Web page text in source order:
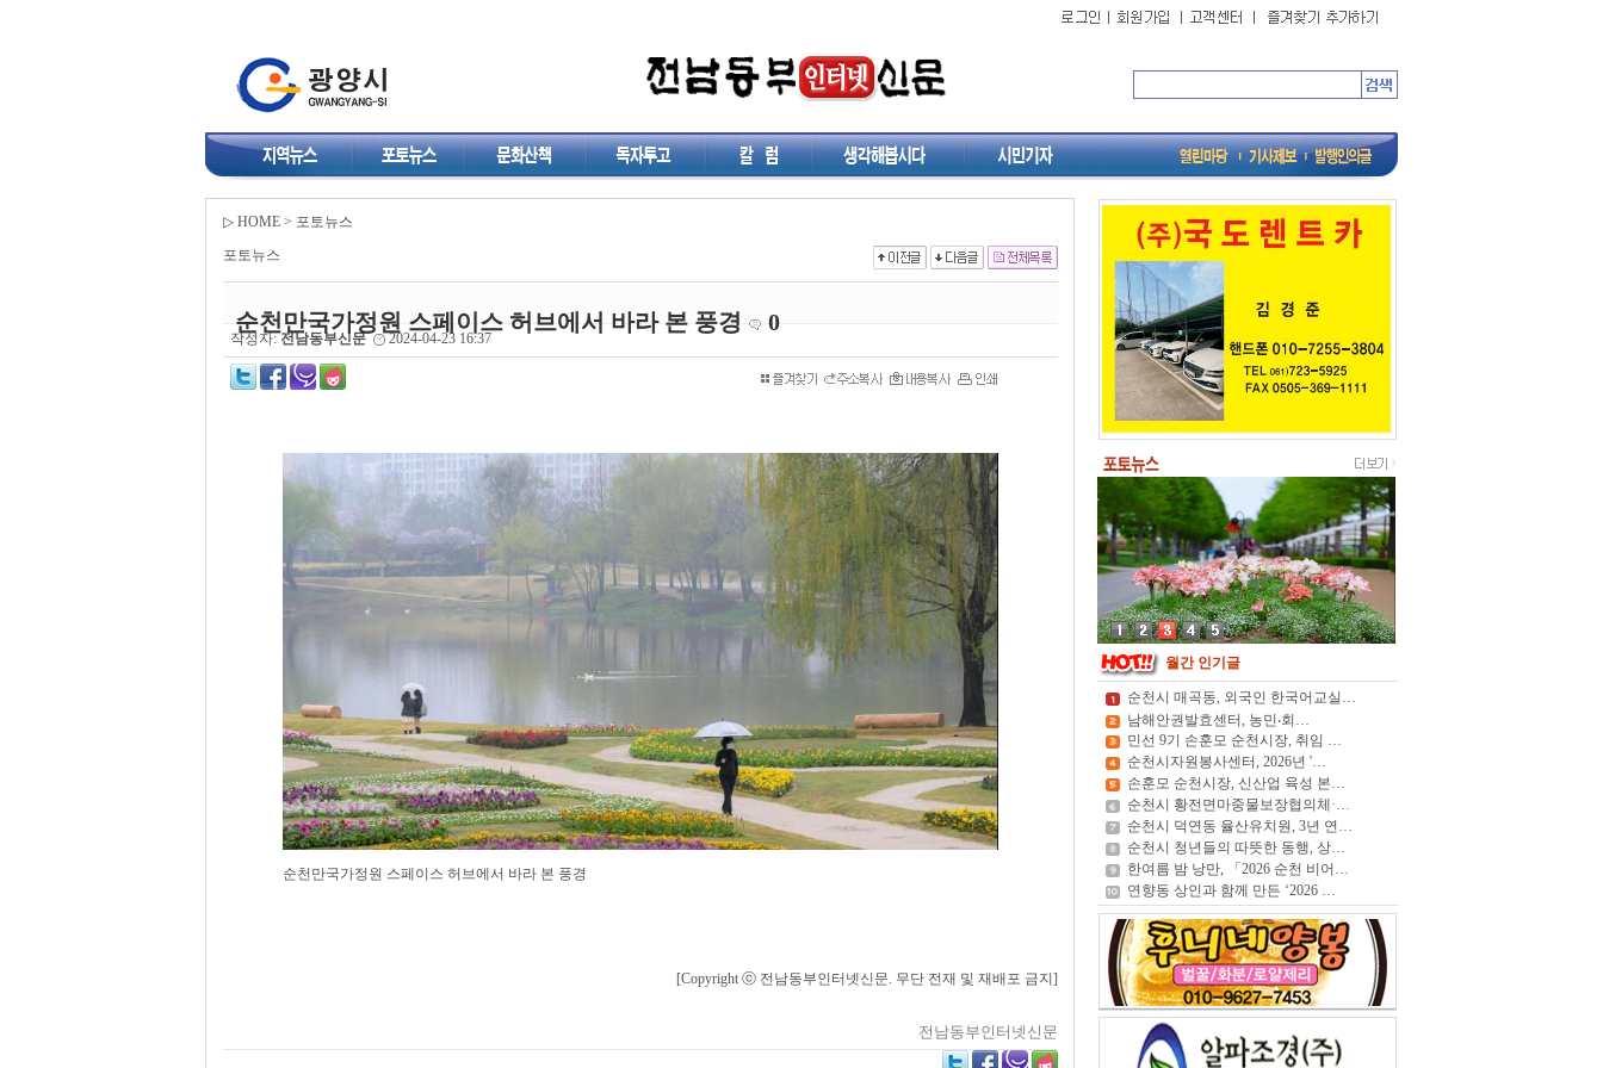
▷ HOME > 포토뉴스
포토뉴스
순천만국가정원 스페이스 허브에서 바라 본 풍경 0
작성자: 전남동부신문 2024-04-23 16:37
순천만국가정원 스페이스 허브에서 바라 본 풍경
[Copyright ⓒ 전남동부인터넷신문. 무단 전재 및 재배포 금지]
전남동부인터넷신문
월간 인기글
순천시 매곡동, 외국인 한국어교실…
남해안권발효센터, 농민‧회…
민선 9기 손훈모 순천시장, 취임 …
순천시자원봉사센터, 2026년 '…
손훈모 순천시장, 신산업 육성 본…
순천시 황전면마중물보장협의체·…
순천시 덕연동 율산유치원, 3년 연…
순천시 청년들의 따뜻한 동행, 상…
한여름 밤 낭만, 「2026 순천 비어…
연향동 상인과 함께 만든 ‘2026 …